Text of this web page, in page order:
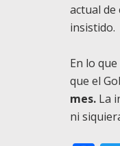
actual de
insistido.
En lo
que el
mes. La
ni